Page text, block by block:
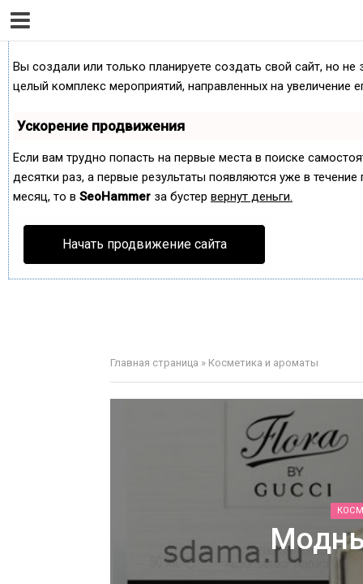
Как продвинуть сайт на первые места?
Вы создали или только планируете создать свой сайт, но
целый комплекс мероприятий, направленных на
Ускорение продвижения
Если вам трудно попасть на первые места в поиске
десятки раз, а первые результаты появляются уже в
месяц, то в SeoHammer за бустер вернут деньги.
Начать продвижение сайта
Главная страница » Косметика и ароматы